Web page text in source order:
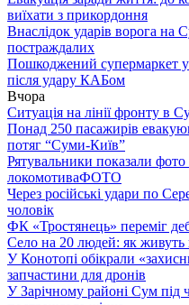
виїхати з прикордоння
Внаслідок ударів ворога на
постраждалих
Пошкоджений супермаркет
після удару КАБом
Вчора
Ситуація на лінії фронту в
Понад 250 пасажирів
потяг “Суми-Київ”
Рятувальники показали
локомотиваФОТО
Через російські удари по
чоловік
ФК «Тростянець» переміг
Село на 20 людей: як
У Конотопі обікрали
запчастини для дронів
У Зарічному районі Сум